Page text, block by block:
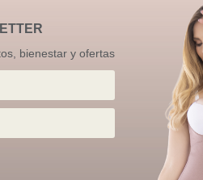
bienestar y ofertas